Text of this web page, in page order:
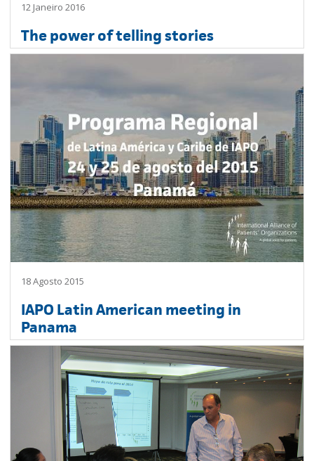
12 Janeiro 2016
The power of telling stories
18 Agosto 2015
IAPO Latin American meeting in
Panama